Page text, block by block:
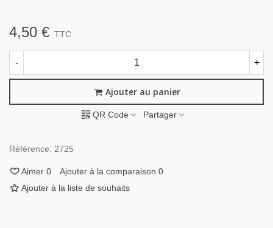
4,50 € TTC
- +
Ajouter au panier
QR Code Partager
Référence: 2725
Aimer 0 Ajouter à la comparaison 0
Ajouter à la liste de souhaits